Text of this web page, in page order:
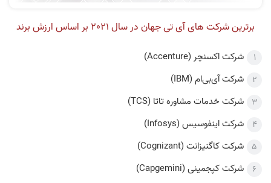
برترین شرکت های آی تی جهان در سال 2021 بر اساس ارزش برند
شرکت اکسنچر (Accenture)
شرکت آی‌بی‌ام (IBM)
شرکت خدمات مشاوره تاتا (TCS)
شرکت اینفوسیس‌ (Infosys)
شرکت کاگنیزانت (Cognizant)
شرکت کپجمینی (Capgemini)